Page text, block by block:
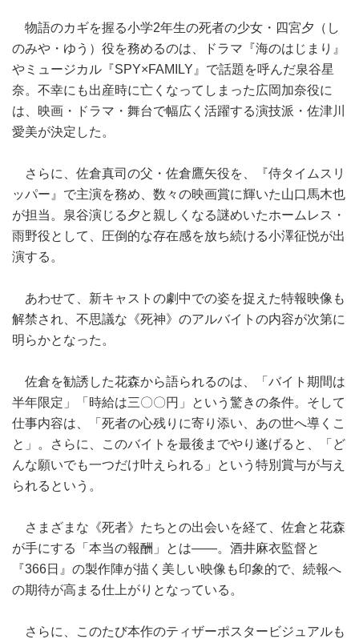
物語のカギを握る小学2年生の死者の少女・四宮夕（し
のみや・ゆう）役を務めるのは、ドラマ『海のはじまり』
やミュージカル『SPY×FAMILY』で話題を呼んだ泉谷星
奈。不幸にも出産時に亡くなってしまった広岡加奈役に
は、映画・ドラマ・舞台で幅広く活躍する演技派・佐津川
愛美が決定した。
さらに、佐倉真司の父・佐倉鷹矢役を、『侍タイムスリ
ッパー』で主演を務め、数々の映画賞に輝いた山口馬木也
が担当。泉谷演じる夕と親しくなる謎めいたホームレス・
雨野役として、圧倒的な存在感を放ち続ける小澤征悦が出
演する。
あわせて、新キャストの劇中での姿を捉えた特報映像も
解禁され、不思議な《死神》のアルバイトの内容が次第に
明らかとなった。
佐倉を勧誘した花森から語られるのは、「バイト期間は
半年限定」「時給は三〇〇円」という驚きの条件。そして
仕事内容は、「死者の心残りに寄り添い、あの世へ導くこ
と」。さらに、このバイトを最後までやり遂げると、「ど
んな願いでも一つだけ叶えられる」という特別賞与が与え
られるという。
さまざまな《死者》たちとの出会いを経て、佐倉と花森
が手にする「本当の報酬」とは――。酒井麻衣監督と
『366日』の製作陣が描く美しい映像も印象的で、続報へ
の期待が高まる仕上がりとなっている。
さらに、このたび本作のティザーポスタービジュアルも